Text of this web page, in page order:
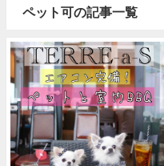
ペット可の記事一覧